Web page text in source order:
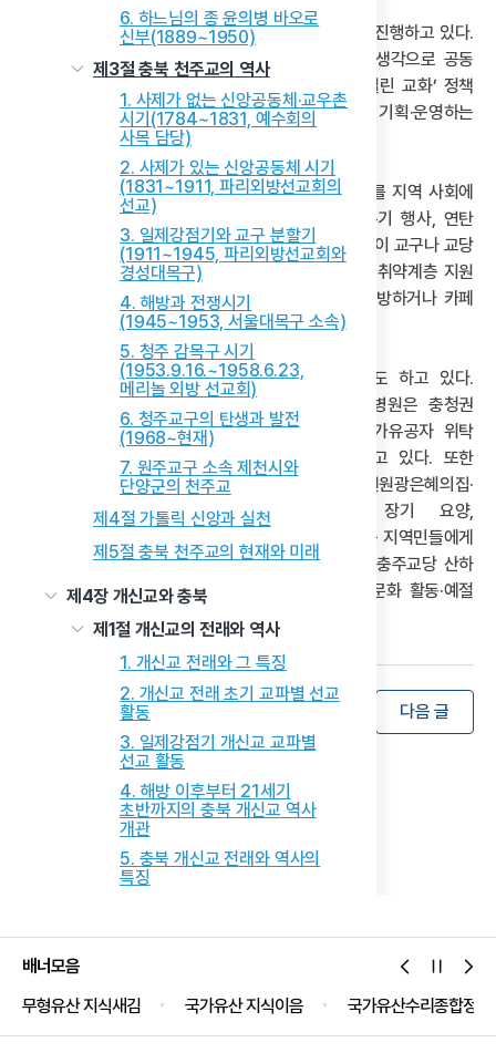
6. 하느님의 종 윤의병 바오로
신부(1889~1950)
제3절 충북 천주교의 역사
1. 사제가 없는 신앙공동체·교우촌
시기(1784~1831, 예수회의
사목 담당)
2. 사제가 있는 신앙공동체 시기
(1831~1911, 파리외방선교회의
선교)
3. 일제강점기와 교구 분할기
(1911~1945, 파리외방선교회와
경성대목구)
4. 해방과 전쟁시기
(1945~1953, 서울대목구 소속)
5. 청주 감목구 시기
(1953.9.16.~1958.6.23,
메리놀 외방 선교회)
6. 청주교구의 탄생과 발전
(1968~현재)
7. 원주교구 소속 제천시와
단양군의 천주교
제4절 가톨릭 신앙과 실천
제5절 충북 천주교의 현재와 미래
제4장 개신교와 충북
제1절 개신교의 전래와 역사
1. 개신교 전래와 그 특징
2. 개신교 전래 초기 교파별 선교
활동
3. 일제강점기 개신교 교파별
선교 활동
4. 해방 이후부터 21세기
초반까지의 충북 개신교 역사
개관
5. 충북 개신교 전래와 역사의
특징
1. 주요 개신교 교파의 사상과
나타난 특징
제3절 개신교의 현황과 활동
공동 교화 활성화를 위한 노력을 충북교구 차원에서 진행하고 있다.
충북의 원불교는 16개 교당이 하나의 교당이라는 생각으로 공동
교화를 해 나가고자 노력하며, 교구의 ‘열린 교당·열린 교화’ 정책
아래 대부분의 교당과 기관이 함께하는 프로그램을 기획·운영하는
방식으로 구현되고 있다.
충북의 원불교는 원불교 사상의 핵심 가치인 ‘은혜’를 지역 사회에
나누는 활동을 적극적으로 펼치고 있다. 김치 나누기 행사, 연탄
나눔 행사, 지역민을 위한 음악회·바자회·재능기부 등이 교구나 교당
차원에서 상시로 개최하고 있다. 또한 재난 구호 및 취약계층 지원
활동, 지역민들이 교당 공간을 활용할 수 있도록 개방하거나 카페
공간으로 제공하기도 한다.
전문적인 의료 및 요양 서비스를 제공하는 역할도 하고 있다.
의료법인 원광의료재단 소속의 청주원광효도요양병원은 충청권
유일의 요양병원형 호스피스 병동을 운영하며 국가유공자 위탁
진료를 담당하는 등 노인 의료 서비스를 제공하고 있다. 또한
사회복지법인 은혜원이 운영하는 진천원광은혜의집·
진천군립치매전문요양원·생거진천노인복지센터는 장기 요양,
주야간 보호, 치매 전담 등 다양한 사회복지 서비스를 지역민들에게
제공한다. 한편 청주교당 산하 원광지역아동센터와 충주교당 산하
은혜지역아동센터, 차문화인성교육원은 아동 교육·문화 활동·예절
및 인성교육 등을 제공한다.
다음 글
배너모음
무형유산 지식새김
국가유산 지식이음 국가유산수리종합정보